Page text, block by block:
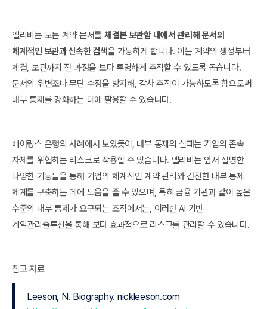
앨리비는 모든 계약 문서를 체결본 보관함 내에서 관리해 문서의
체계적인 보관과 신속한 검색을 가능하게 합니다. 이는 계약의 생성부터
체결, 보관까지 전 과정을 보다 투명하게 추적할 수 있도록 돕습니다.
문서의 위변조나 무단 수정을 방지해, 감사 추적이 가능하도록 함으로써
내부 통제를 강화하는 데에 활용할 수 있습니다.
베어링스 은행의 사례에서 보았듯이, 내부 통제의 실패는 기업의 존속
자체를 위협하는 리스크로 작용할 수 있습니다. 앨리비는 앞서 설명한
다양한 기능들을 통해 기업의 체계적인 계약 관리와 건전한 내부 통제
체계를 구축하는 데에 도움을 줄 수 있으며, 특히 금융 기관과 같이 높은
수준의 내부 통제가 요구되는 조직에서는, 이러한 AI 기반
계약관리솔루션을 통해 보다 효과적으로 리스크를 관리할 수 있습니다.
참고 자료
Leeson, N. Biography. nickleeson.com